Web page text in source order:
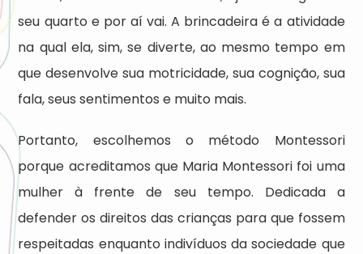
seu quarto e por aí vai. A brincadeira é a atividade
na qual ela, sim, se diverte, ao mesmo tempo em
que desenvolve sua motricidade, sua cognição, sua
fala, seus sentimentos e muito mais.
Portanto, escolhemos o método Montessori
porque acreditamos que Maria Montessori foi uma
mulher à frente de seu tempo. Dedicada a
defender os direitos das crianças para que fossem
respeitadas enquanto indivíduos da sociedade que